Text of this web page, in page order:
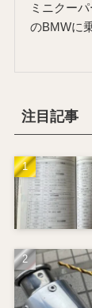
ミニクー
のBMWに
注目記事